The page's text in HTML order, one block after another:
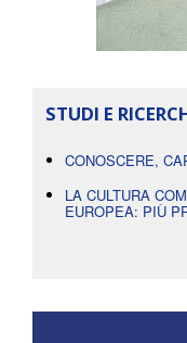
STUDI E
CONOSCERE,
LA CULTURA
EUROPEA: PIÙ